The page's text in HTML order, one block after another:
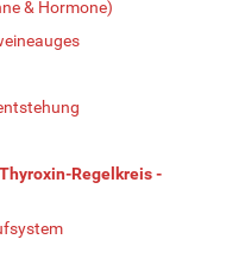
& Hormone)
Regelkreis -